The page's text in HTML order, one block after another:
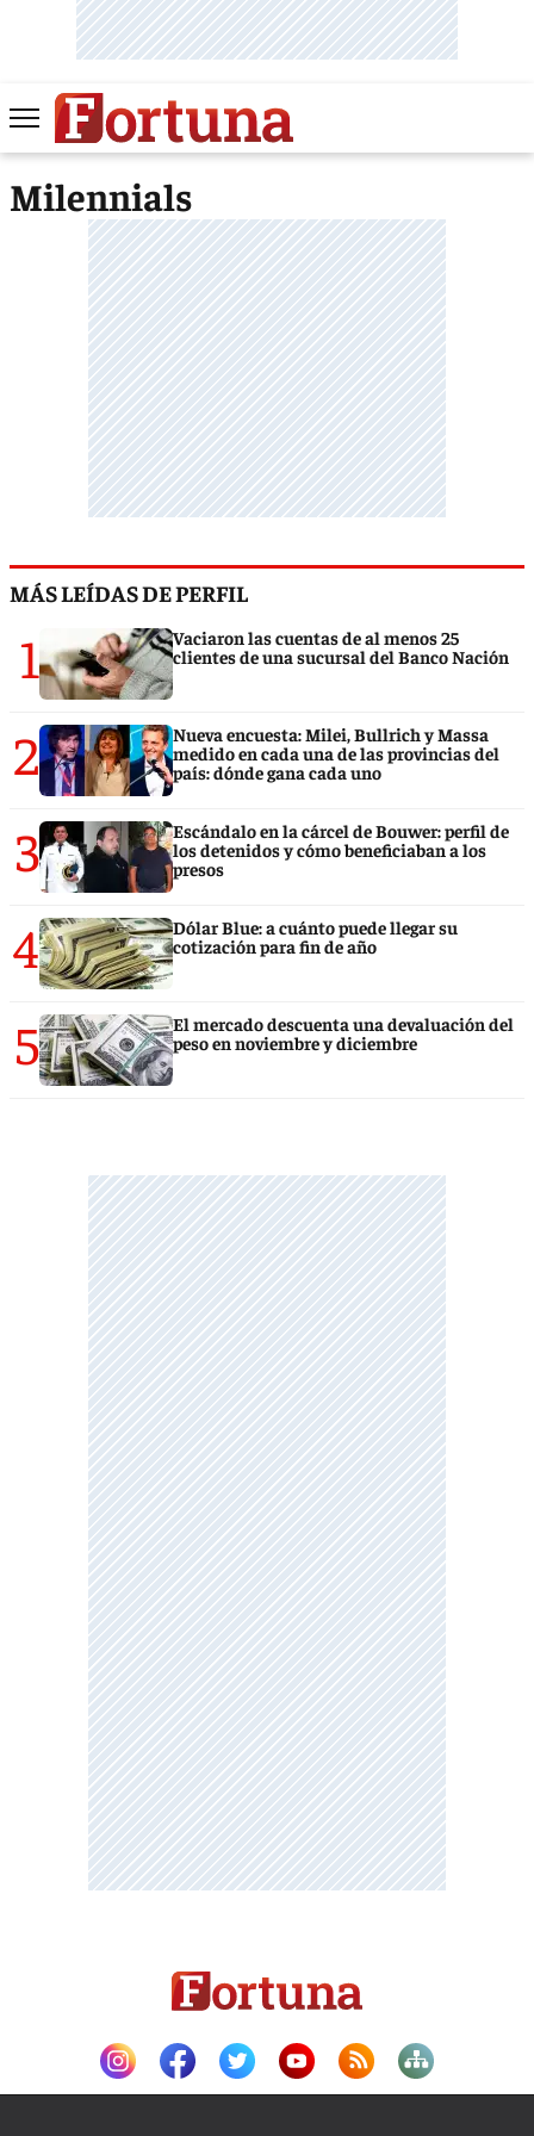
Milennials
MÁS LEÍDAS DE PERFIL
1
Vaciaron las cuentas de al menos 25
clientes de una sucursal del Banco Nación
2
Nueva encuesta: Milei, Bullrich y Massa
medido en cada una de las provincias del
país: dónde gana cada uno
3
Escándalo en la cárcel de Bouwer: perfil de
los detenidos y cómo beneficiaban a los
presos
4
Dólar Blue: a cuánto puede llegar su
cotización para fin de año
5
El mercado descuenta una devaluación del
peso en noviembre y diciembre